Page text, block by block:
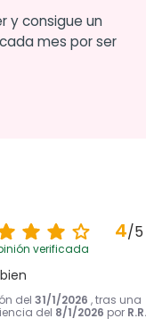
y consigue un
mes por ser
4/5
verificada
del 31/1/2026 , tras una
del 8/1/2026 por R.R.